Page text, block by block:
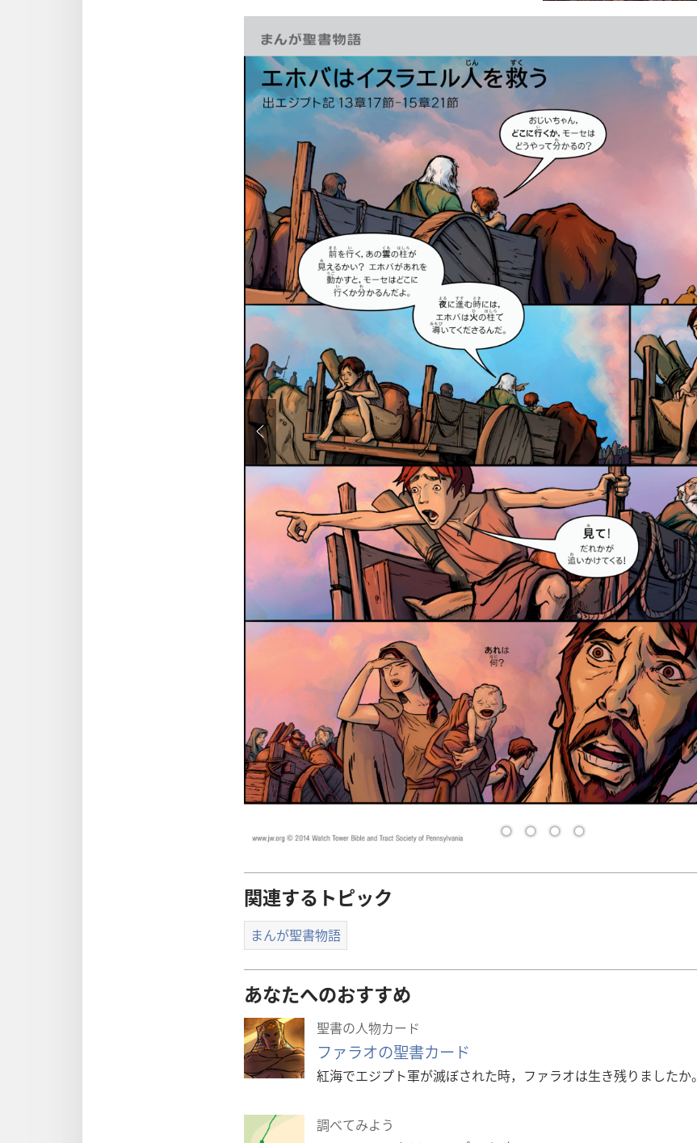
関連するトピック
まんが聖書物語
あなたへのおすすめ
聖書の人物カード
ファラオの聖書カード
紅海でエジプト軍が滅ぼされた時，ファラオは生き残りましたか。
調べてみよう